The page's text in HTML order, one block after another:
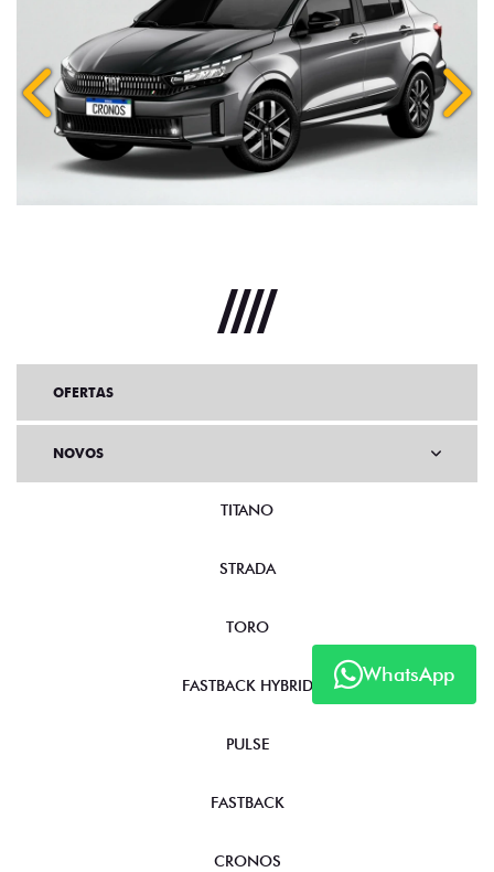
Anterior
WhatsApp
OFERTAS
NOVOS
TITANO
STRADA
TORO
FASTBACK HYBRID
PULSE
FASTBACK
CRONOS